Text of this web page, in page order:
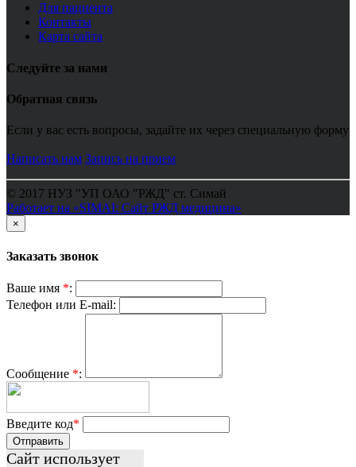
Для пациента
Контакты
Карта сайта
Следуйте за нами
Обратная связь
Если у вас есть вопросы, задайте их через специальную форму
Написать нам Запись на прием
© 2017 НУЗ "УП ОАО "РЖД" ст. Симай
Работает на «SIMAI: Сайт РЖД медицина»
×
Заказать звонок
Ваше имя *:
Телефон или E-mail:
Сообщение *:
Введите код*
Отправить
Сайт использует